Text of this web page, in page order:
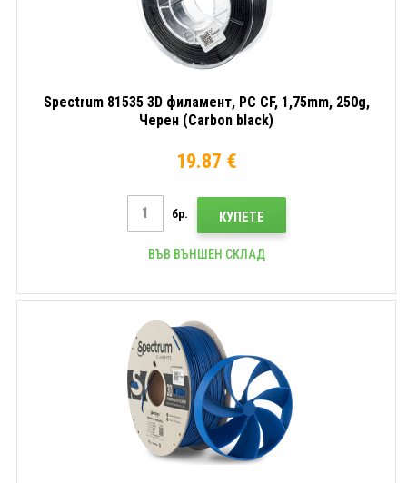
Spectrum 81535 3D филамент, PC CF, 1,75mm, 250g,
Черен (Carbon black)
19.87 €
бр. КУПЕТЕ
ВЪВ ВЪНШЕН СКЛАД